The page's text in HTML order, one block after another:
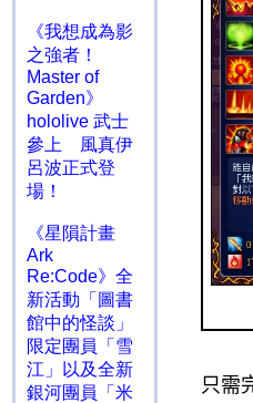
《我想成為影
之強者！
Master of
Garden》
hololive 武士
參上 風真伊
呂波正式登
場！
《星隕計畫
Ark
Re:Code》全
新活動「圖書
館中的怪談」
限定團員「雪
江」以及全新
銀河團員「米
只需